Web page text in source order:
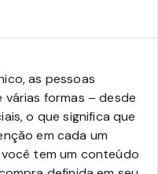
as pessoas
formas – desde
o que significa que
em cada um
tem um conteúdo